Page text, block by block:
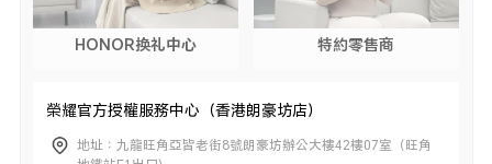
HONOR换礼中心 特約零售商
榮耀官方授權服務中心（香港朗豪坊店）
地址：九龍旺角亞皆老街8號朗豪坊辦公大樓42樓07室（旺角